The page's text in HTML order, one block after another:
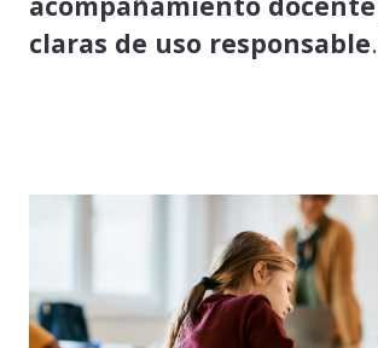
claras de uso responsable.